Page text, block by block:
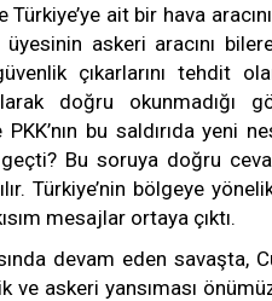
Türkiye’ye ait bir hava
askeri aracını
çıkarlarını tehdit
doğru okunmadığı
PKK’nın bu saldırıda yeni
geçti? Bu soruya doğru
Türkiye’nin bölgeye
mesajlar ortaya çıktı.
devam eden savaşta,
askeri yansıması